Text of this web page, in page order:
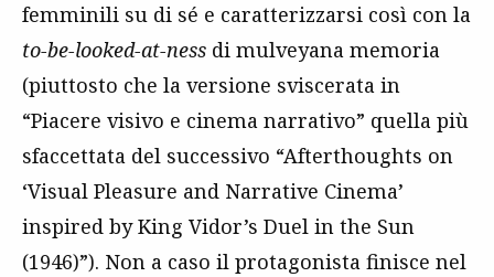
femminili su di sé e caratterizzarsi così con la
to-be-looked-at-ness di mulveyana memoria
(piuttosto che la versione sviscerata in
“Piacere visivo e cinema narrativo” quella più
sfaccettata del successivo “Afterthoughts on
‘Visual Pleasure and Narrative Cinema’
inspired by King Vidor’s Duel in the Sun
(1946)”). Non a caso il protagonista finisce nel